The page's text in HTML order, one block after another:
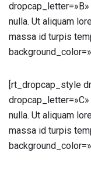
nulla. Ut aliquam
massa id turpis
[rt_dropcap_style
nulla. Ut aliquam
massa id turpis